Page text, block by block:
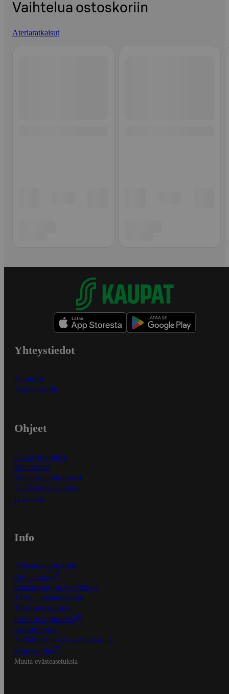
Vaihtelua ostoskoriin
Ateriaratkaisut
Yhteystiedot
Myymälät
Asiakaspalvelu
Ohjeet
Ensitilaajan ohjeet
Näin maksat
Näin tilaat ja muokkaat
Kaikki ohjeet ja vinkit
In English
Info
S-Business yrityksille
Oiva-raportit
Osuuskauppojen yhteystiedot
Tilaus- ja toimitusehdot
Tietosuojakäytäntö
Palvelun käyttöehdot
Saavutettavuus
Mobiilisovelluksen saavutettavuus
Mainostajalle
Muuta evästeasetuksia